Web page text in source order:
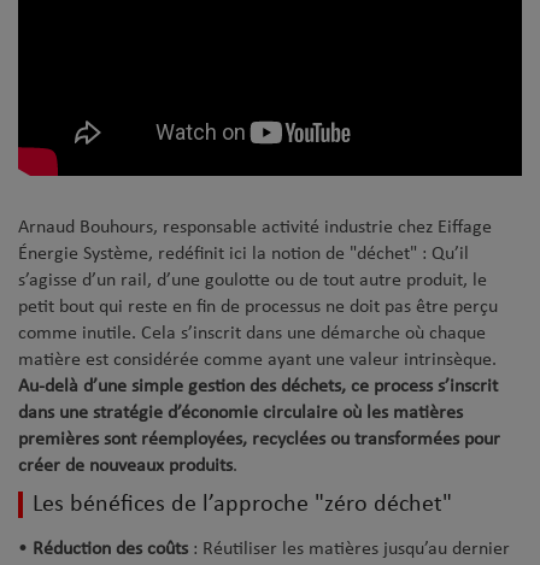
Arnaud Bouhours, responsable activité industrie chez Eiffage
Énergie Système, redéfinit ici la notion de "déchet" : Qu’il
s’agisse d’un rail, d’une goulotte ou de tout autre produit, le
petit bout qui reste en fin de processus ne doit pas être perçu
comme inutile. Cela s’inscrit dans une démarche où chaque
matière est considérée comme ayant une valeur intrinsèque.
Au-delà d’une simple gestion des déchets, ce process s’inscrit
dans une stratégie d’économie circulaire où les matières
premières sont réemployées, recyclées ou transformées pour
créer de nouveaux produits.
Les bénéfices de l’approche "zéro déchet"
• Réduction des coûts : Réutiliser les matières jusqu’au dernier